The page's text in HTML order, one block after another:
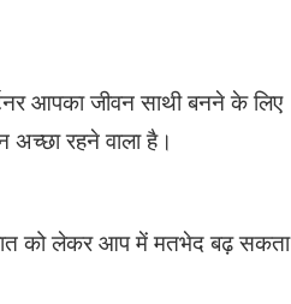
आपका जीवन साथी बनने के लिए
रहने वाला है।
को लेकर आप में मतभेद बढ़ सकता